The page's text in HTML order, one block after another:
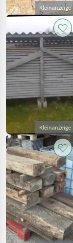
Kleinanzeige
Kleinanzeige